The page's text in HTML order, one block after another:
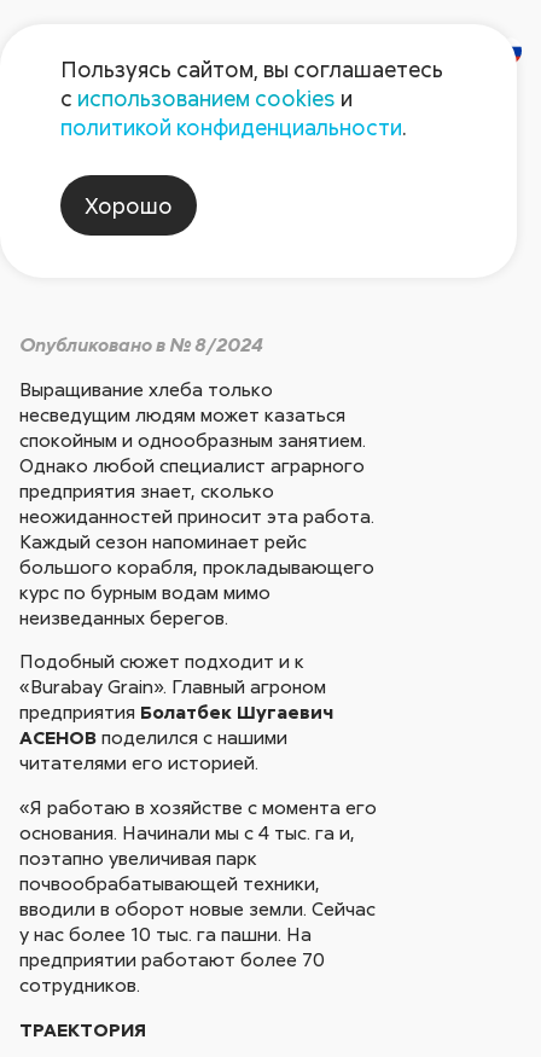
Курс на успех!
Практический опыт
Опубликовано в № 8/2024
Выращивание хлеба только
несведущим людям может казаться
спокойным и однообразным занятием.
Однако любой специалист аграрного
предприятия знает, сколько
неожиданностей приносит эта работа.
Каждый сезон напоминает рейс
большого корабля, прокладывающего
курс по бурным водам мимо
неизведанных берегов.
Подобный сюжет подходит и к
«Burabay Grain». Главный агроном
предприятия Болатбек Шугаевич
АСЕНОВ поделился с нашими
читателями его историей.
«Я работаю в хозяйстве с момента его
основания. Начинали мы с 4 тыс. га и,
поэтапно увеличивая парк
почвообрабатывающей техники,
вводили в оборот новые земли. Сейчас
у нас более 10 тыс. га пашни. На
предприятии работают более 70
сотрудников.
ТРАЕКТОРИЯ
Пользуясь сайтом, вы соглашаетесь
с использованием cookies и
политикой конфиденциальности.
Хорошо